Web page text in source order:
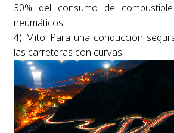
30% del consumo de
neumáticos.
4) Mito: Para una conducción
las carreteras con curvas.